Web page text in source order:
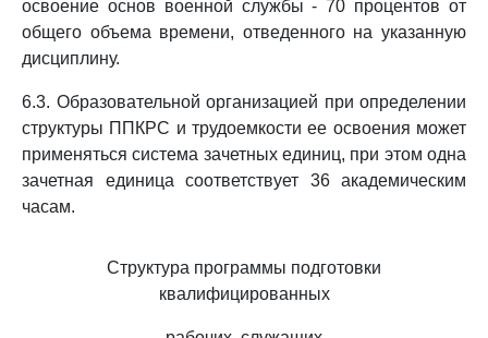
освоение основ военной службы - 70 процентов от
общего объема времени, отведенного на указанную
дисциплину.
6.3. Образовательной организацией при определении
структуры ППКРС и трудоемкости ее освоения может
применяться система зачетных единиц, при этом одна
зачетная единица соответствует 36 академическим
часам.
Структура программы подготовки
квалифицированных